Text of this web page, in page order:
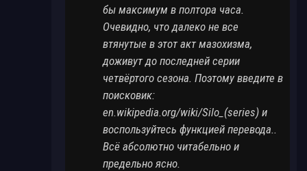
бы максимум в полтора часа.
Очевидно, что далеко не все
втянутые в этот акт мазохизма,
доживут до последней серии
четвёртого сезона. Поэтому введите в
поисковик:
en.wikipedia.org/wiki/Silo_(series) и
воспользуйтесь функцией перевода..
Всё абсолютно читабельно и
предельно ясно.